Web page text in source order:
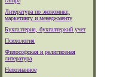
Литература по экономике,
маркетингу и менеджменту
Бухгалтерия, бухгалтеркий учет
Психология
Философская и религиозная
литература
Непознанное